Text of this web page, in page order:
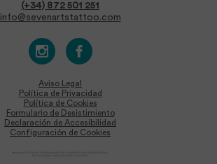
(+34) 872 501 251
info@sevenartstattoo.com
Aviso Legal
Política de Privacidad
Política de Cookies
Formulario de Desistimiento
Declaración de Accesibilidad
Configuración de Cookies